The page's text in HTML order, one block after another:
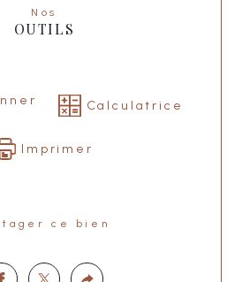
Nos
OUTILS
Calculatrice
Imprimer
ce bien